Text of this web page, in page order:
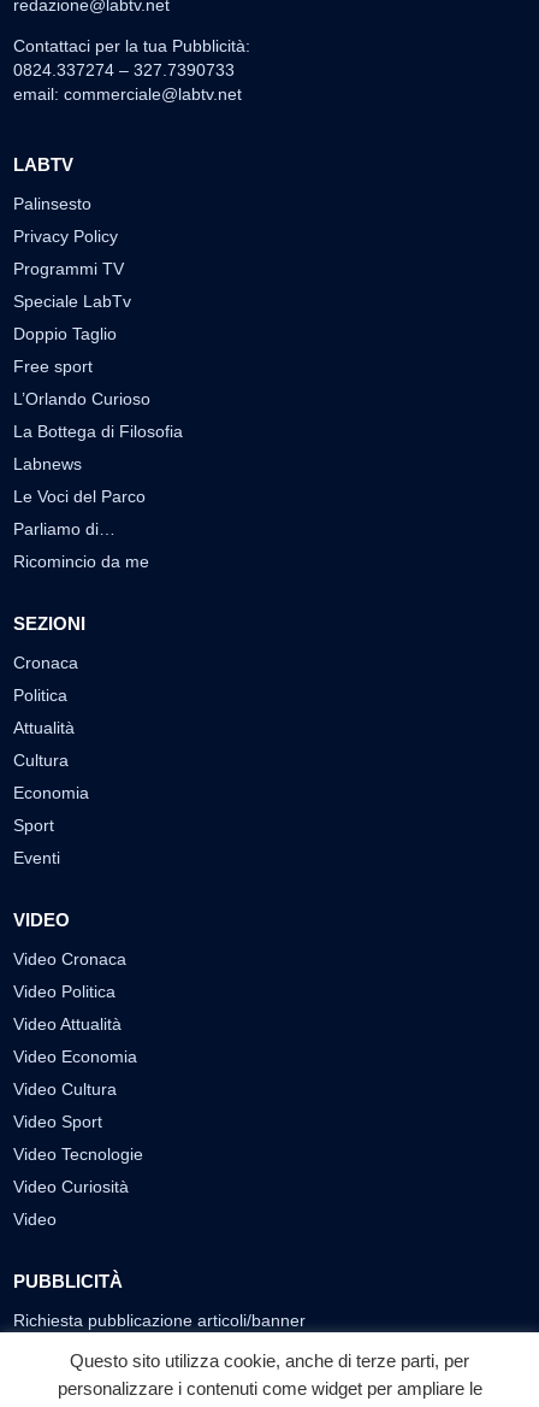
redazione@labtv.net
Contattaci per la tua Pubblicità:
0824.337274 – 327.7390733
email: commerciale@labtv.net
LABTV
Palinsesto
Privacy Policy
Programmi TV
Speciale LabTv
Doppio Taglio
Free sport
L’Orlando Curioso
La Bottega di Filosofia
Labnews
Le Voci del Parco
Parliamo di…
Ricomincio da me
SEZIONI
Cronaca
Politica
Attualità
Cultura
Economia
Sport
Eventi
VIDEO
Video Cronaca
Video Politica
Video Attualità
Video Economia
Video Cultura
Video Sport
Video Tecnologie
Video Curiosità
Video
PUBBLICITÀ
Richiesta pubblicazione articoli/banner
SEGUICI SUI SOCIAL
Questo sito utilizza cookie, anche di terze parti, per
personalizzare i contenuti come widget per ampliare le